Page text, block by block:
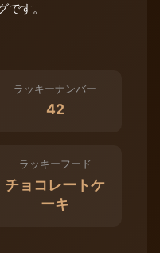
です。
ラッキーナンバー
42
ラッキーフード
チョコレートケ
ーキ